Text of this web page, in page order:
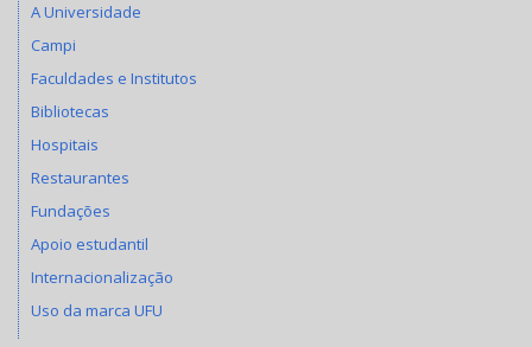
A Universidade
Campi
Faculdades e Institutos
Bibliotecas
Hospitais
Restaurantes
Fundações
Apoio estudantil
Internacionalização
Uso da marca UFU